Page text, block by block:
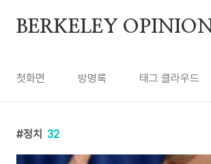
BERKELEY OPINION
첫화면 방명록 태그 클라우드
정치 32